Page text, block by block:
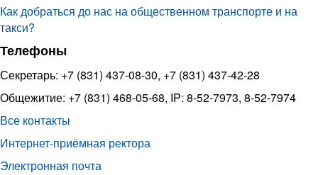
Как добраться до нас на общественном транспорте и на
такси?
Телефоны
Секретарь: +7 (831) 437-08-30, +7 (831) 437-42-28
Общежитие: +7 (831) 468-05-68, IP: 8-52-7973, 8-52-7974
Все контакты
Интернет-приёмная ректора
Электронная почта